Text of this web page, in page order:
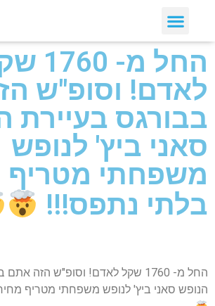
החל מ-
לאדם! וסופ"ש
בבורגס בעיירת
סאני ביץ' לנופש
משפחתי מטריף
בלתי נתפס!!!
החל מ- 1760 שקל לאדם! וסופ"ש הזה
הנופש סאני ביץ' לנופש משפחתי מטריף